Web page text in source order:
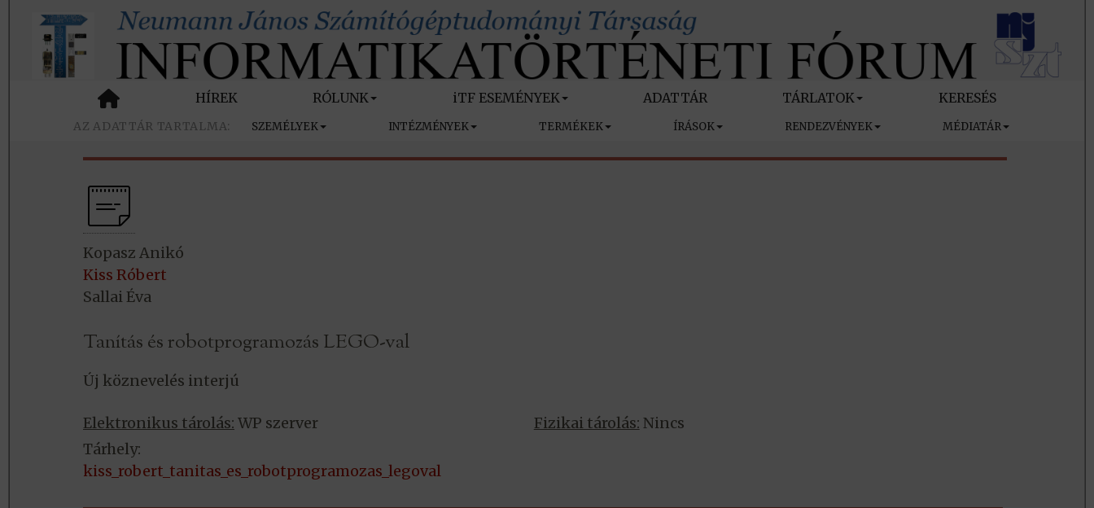
HÍREK RÓLUNK iTF ESEMÉNYEK ADATTÁR TÁRLATOK KERESÉS
SZEMÉLYEK INTÉZMÉNYEK TERMÉKEK ÍRÁSOK RENDEZVÉNYEK MÉDIATÁR
Kopasz Anikó
Kiss Róbert
Sallai Éva
Tanítás és robotprogramozás LEGO-val
Új köznevelés interjú
Elektronikus tárolás: WP szerver
Tárhely:
kiss_robert_tanitas_es_robotprogramozas_legoval
Fizikai tárolás: Nincs